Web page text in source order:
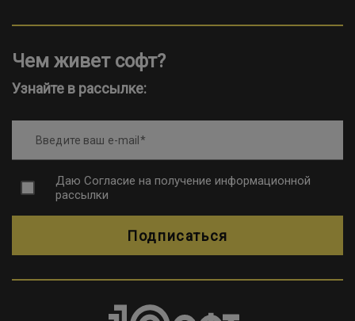
Чем живет софт?
Узнайте в рассылке:
Введите ваш e-mail
Даю Согласие на получение информационной
рассылки
Подписаться